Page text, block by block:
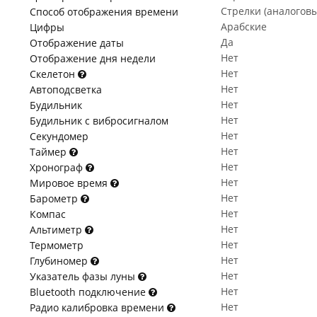
Способ отображения времени
Стрелки
Цифры
Арабские
Отображение даты
Да
Отображение дня недели
Нет
Скелетон
Нет
Автоподсветка
Нет
Будильник
Нет
Будильник с вибросигналом
Нет
Секундомер
Нет
Таймер
Нет
Хронограф
Нет
Мировое время
Нет
Барометр
Нет
Компас
Нет
Альтиметр
Нет
Термометр
Нет
Глубиномер
Нет
Указатель фазы луны
Нет
Bluetooth подключение
Нет
Радио калибровка времени
Нет